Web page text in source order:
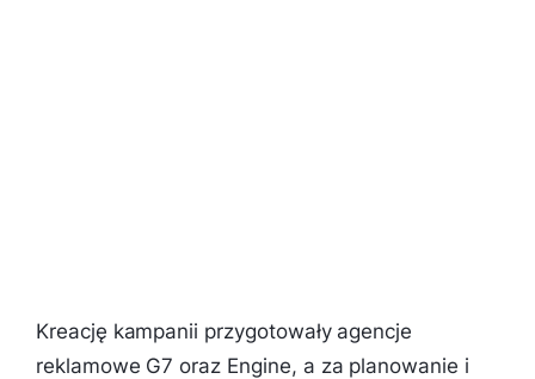
Kreację kampanii przygotowały agencje
reklamowe G7 oraz Engine, a za planowanie i